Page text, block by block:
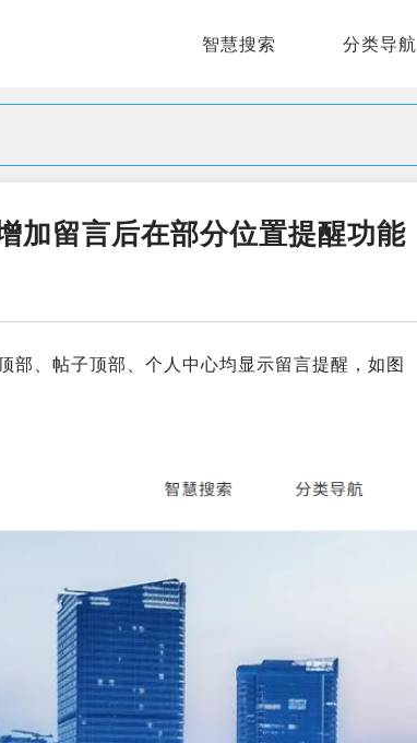
智慧搜索 分类导航
加留言后在部分位置提醒功能
部、帖子顶部、个人中心均显示留言提醒，如图